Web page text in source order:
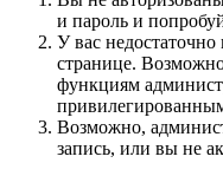
и пароль и
У вас
странице.
функциям
Возможно,
запись, или вы не